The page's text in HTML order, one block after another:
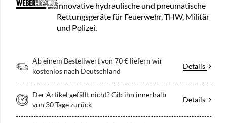
innovative hydraulische und pneumatische
Rettungsgeräte für Feuerwehr, THW, Militär
und Polizei.
Ab einem Bestellwert von 70 € liefern wir
kostenlos nach Deutschland
Details
Der Artikel gefällt nicht? Gib ihn innerhalb
von 30 Tage zurück
Details